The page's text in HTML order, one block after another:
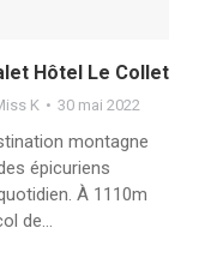
Hôtel Le Collet
K 30 mai 2022
montagne
épicuriens
À 1110m
de…